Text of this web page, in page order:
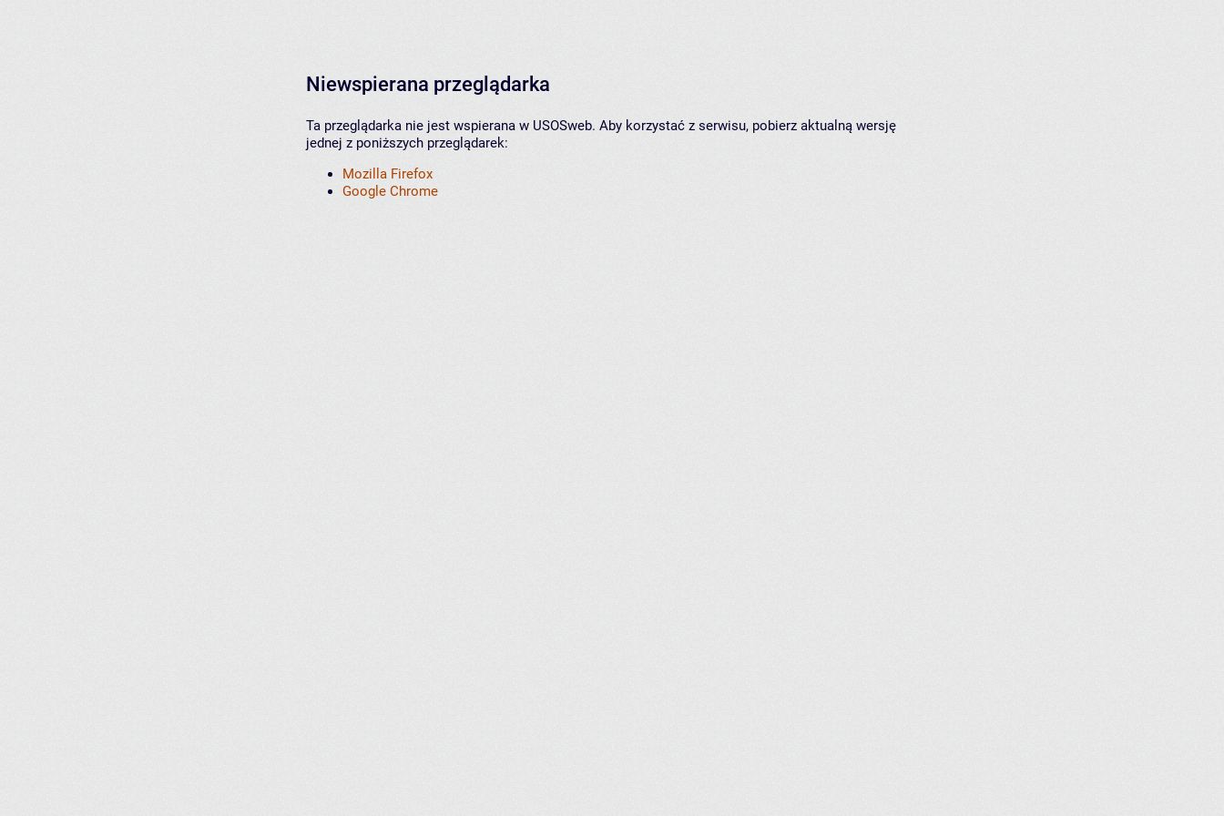
Niewspierana przeglądarka
Ta przeglądarka nie jest wspierana w USOSweb. Aby korzystać z serwisu, pobierz aktualną wersję
jednej z poniższych przeglądarek:
Mozilla Firefox
Google Chrome